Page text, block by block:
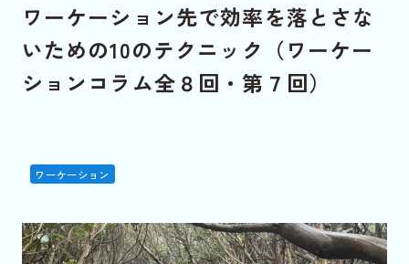
ワーケーション先で効率を落とさな
いための10のテクニック（ワーケー
ションコラム全８回・第７回）
ワーケーション